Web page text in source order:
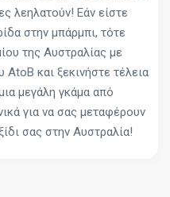
λεηλατούν! Εάν είστε
στην μπάρμπι, τότε
της Αυστραλίας με
και ξεκινήστε τέλεια
μεγάλη γκάμα από
για να σας μεταφέρουν
σας στην Αυστραλία!